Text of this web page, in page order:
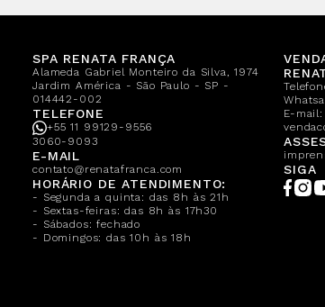
SPA RENATA FRANÇA
Alameda Gabriel Monteiro da Silva, 1974
Jardim América - São Paulo - SP -
014442-002
TELEFONE
+55 11 99129-9556
3060-9093
E-MAIL
contato@renatafranca.com
HORÁRIO DE ATENDIMENTO:
- Segunda a quinta: das 8h às 21h
- Sextas-feiras: das 8h às 17h30
- Sábados: fechado
- Domingos: das 10h às 18h
E-mail:
SIGA